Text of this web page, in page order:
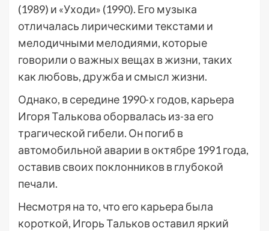
(1989) и «Уходи» (1990). Его музыка
отличалась лирическими текстами и
мелодичными мелодиями, которые
говорили о важных вещах в жизни, таких
как любовь, дружба и смысл жизни.
Однако, в середине 1990-х годов, карьера
Игоря Талькова оборвалась из-за его
трагической гибели. Он погиб в
автомобильной аварии в октябре 1991 года,
оставив своих поклонников в глубокой
печали.
Несмотря на то, что его карьера была
короткой, Игорь Тальков оставил яркий